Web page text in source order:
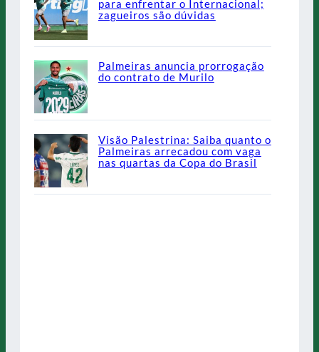
para enfrentar o Internacional;
zagueiros são dúvidas
Palmeiras anuncia prorrogação
do contrato de Murilo
Visão Palestrina: Saiba quanto o
Palmeiras arrecadou com vaga
nas quartas da Copa do Brasil